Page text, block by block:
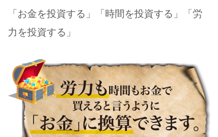
「お金を投資する」「時間を投資する」「労
力を投資する」